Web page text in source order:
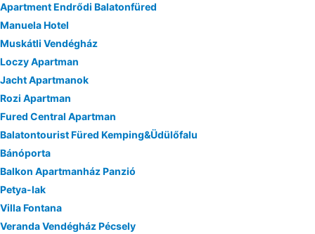
Apartment Endrődi Balatonfüred
Manuela Hotel
Muskátli Vendégház
Loczy Apartman
Jacht Apartmanok
Rozi Apartman
Fured Central Apartman
Balatontourist Füred Kemping&Üdülőfalu
Bánóporta
Balkon Apartmanház Panzió
Petya-lak
Villa Fontana
Veranda Vendégház Pécsely